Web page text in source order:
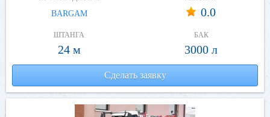
BARGAM 0.0
ШТАНГА
24 м
БАК
3000 л
Сделать заявку